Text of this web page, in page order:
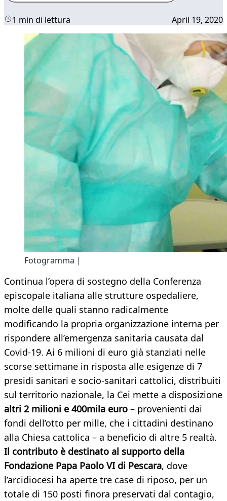
1 min di lettura April 19, 2020
Fotogramma |
Continua l’opera di sostegno della Conferenza
episcopale italiana alle strutture ospedaliere,
molte delle quali stanno radicalmente
modificando la propria organizzazione interna per
rispondere all’emergenza sanitaria causata dal
Covid-19. Ai 6 milioni di euro già stanziati nelle
scorse settimane in risposta alle esigenze di 7
presidi sanitari e socio-sanitari cattolici, distribuiti
sul territorio nazionale, la Cei mette a disposizione
altri 2 milioni e 400mila euro – provenienti dai
fondi dell’otto per mille, che i cittadini destinano
alla Chiesa cattolica – a beneficio di altre 5 realtà.
Il contributo è destinato al supporto della
Fondazione Papa Paolo VI di Pescara, dove
l’arcidiocesi ha aperte tre case di riposo, per un
totale di 150 posti finora preservati dal contagio,